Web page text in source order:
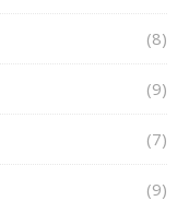
(8)
(9)
(7)
(9)